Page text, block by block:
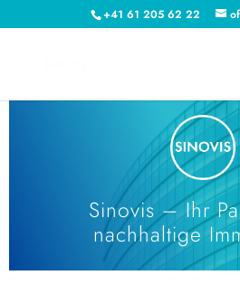
+41 61 205 62 22
Sinovis – Ihr
nachhaltige